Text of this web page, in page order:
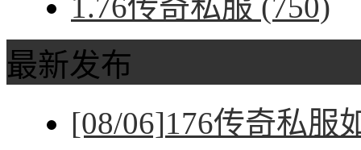
1.76传奇私服 (750)
最新发布
[08/06]176传奇私服